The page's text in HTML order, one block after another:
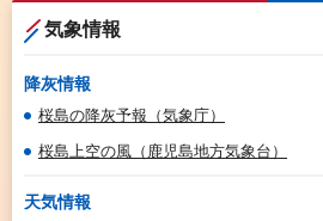
気象情報
降灰情報
桜島の降灰予報（気象庁）
桜島上空の風（鹿児島地方気象台）
天気情報